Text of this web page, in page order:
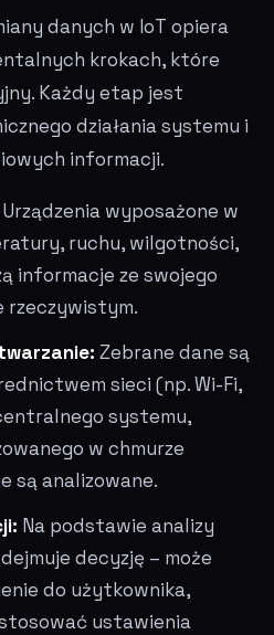
danych w IoT opiera
krokach, które
Każdy etap jest
działania systemu i
informacji.
Urządzenia wyposażone w
ruchu, wilgotności,
informacje ze swojego
rzeczywistym.
Zebrane dane są
sieci (np. Wi-Fi,
systemu,
w chmurze
są analizowane.
Na podstawie analizy
decyzję – może
do użytkownika,
ustawienia